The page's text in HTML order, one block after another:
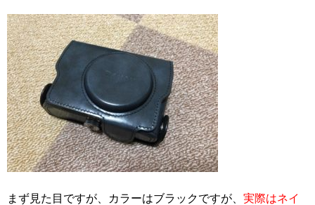
まず見た目ですが、カラーはブラックですが、 実際はネイ